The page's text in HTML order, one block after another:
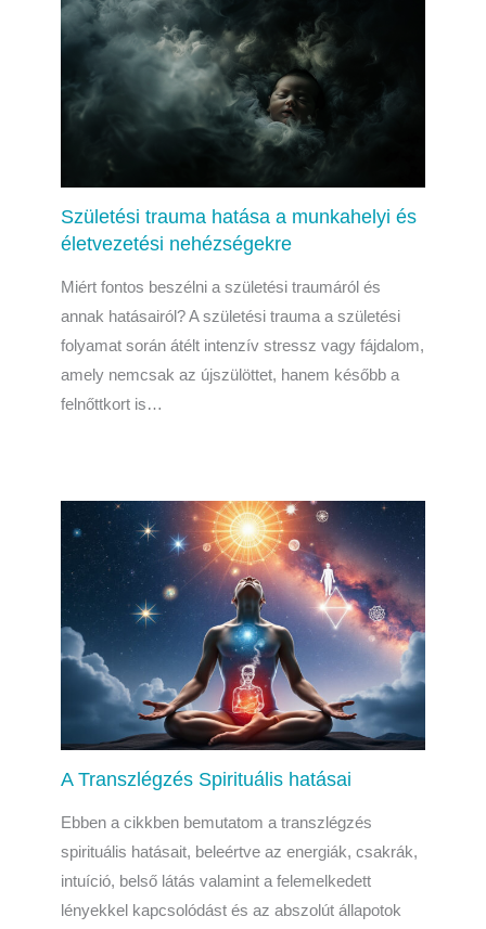
Születési trauma hatása a munkahelyi és
életvezetési nehézségekre
Miért fontos beszélni a születési traumáról és
annak hatásairól? A születési trauma a születési
folyamat során átélt intenzív stressz vagy fájdalom,
amely nemcsak az újszülöttet, hanem később a
felnőttkort is…
A Transzlégzés Spirituális hatásai
Ebben a cikkben bemutatom a transzlégzés
spirituális hatásait, beleértve az energiák, csakrák,
intuíció, belső látás valamint a felemelkedett
lényekkel kapcsolódást és az abszolút állapotok